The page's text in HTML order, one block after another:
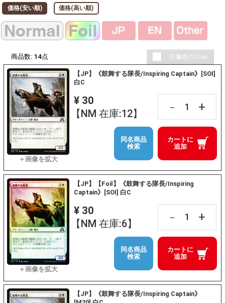
価格(安い順) 価格(高い順)
商品数: 14点
【JP】《鼓舞する隊長/Inspiring Captain》[SOI]
白C
¥ 30
【NM 在庫:12】
－ +
カートに
追加
同名商品
検索
【JP】【Foil】《鼓舞する隊長/Inspiring
Captain》[SOI] 白C
¥ 30
【NM 在庫:6】
－ +
カートに
追加
同名商品
検索
【JP】《鼓舞する隊長/Inspiring Captain》